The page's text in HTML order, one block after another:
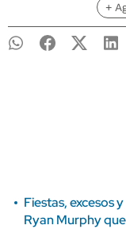
+
Fiestas, excesos
Ryan Murphy